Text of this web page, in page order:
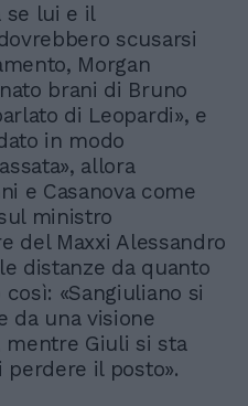
se lui e il
scusarsi
Morgan
brani di Bruno
di Leopardi», e
in modo
allora
e Casanova come
ministro
del Maxxi Alessandro
distanze da quanto
«Sangiuliano si
da una visione
mentre Giuli si sta
il posto».